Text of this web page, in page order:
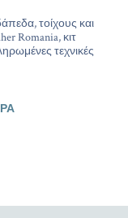
τοίχους και
Romania, κιτ
τεχνικές